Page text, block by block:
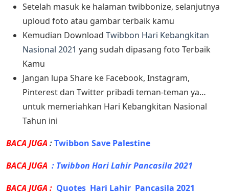
Setelah masuk ke halaman twibbonize, selanjutnya
uploud foto atau gambar terbaik kamu
Kemudian Download Twibbon Hari Kebangkitan
Nasional 2021 yang sudah dipasang foto Terbaik
Kamu
Jangan lupa Share ke Facebook, Instagram,
Pinterest dan Twitter pribadi teman-teman ya…
untuk memeriahkan Hari Kebangkitan Nasional
Tahun ini
BACA JUGA :Twibbon Save Palestine
BACA JUGA : Twibbon Hari Lahir Pancasila 2021
BACA JUGA : Quotes Hari Lahir Pancasila 2021